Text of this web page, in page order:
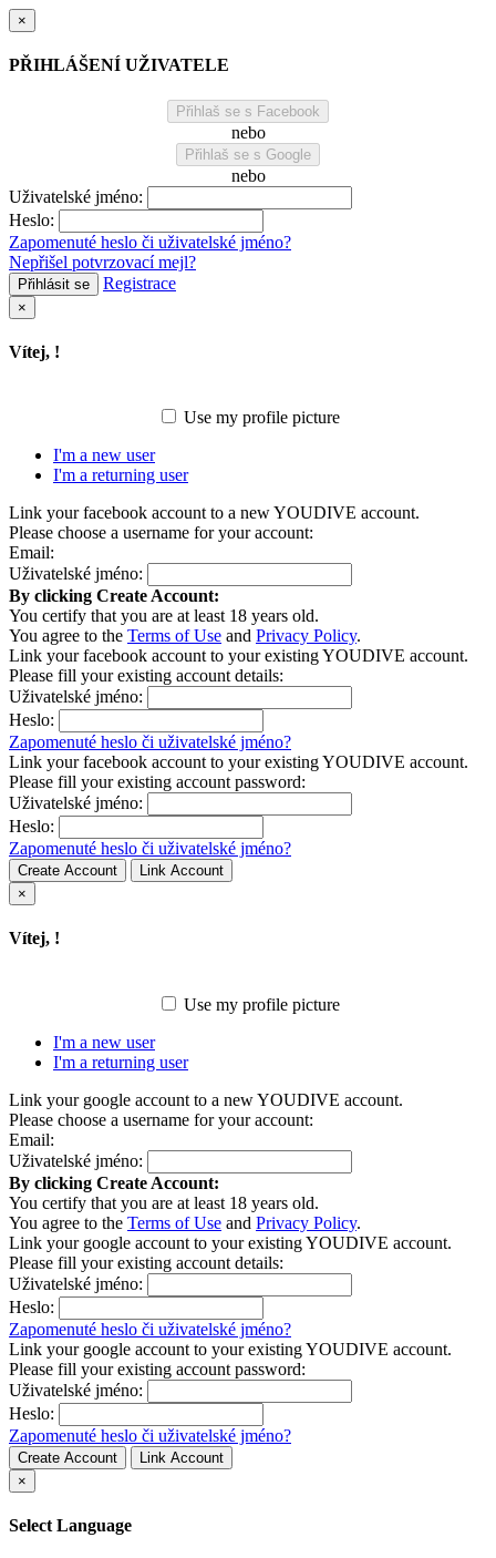
×
PŘIHLÁŠENÍ UŽIVATELE
Přihlaš se s Facebook
nebo
Přihlaš se s Google
nebo
Uživatelské jméno:
Heslo:
Zapomenuté heslo či uživatelské jméno?
Nepřišel potvrzovací mejl?
Přihlásit se Registrace
×
Vítej, !
Use my profile picture
I'm a new user
I'm a returning user
Link your facebook account to a new YOUDIVE account.
Please choose a username for your account:
Email:
Uživatelské jméno:
By clicking Create Account:
You certify that you are at least 18 years old.
You agree to the Terms of Use and Privacy Policy.
Link your facebook account to your existing YOUDIVE account.
Please fill your existing account details:
Uživatelské jméno:
Heslo:
Zapomenuté heslo či uživatelské jméno?
Link your facebook account to your existing YOUDIVE account.
Please fill your existing account password:
Uživatelské jméno:
Heslo:
Zapomenuté heslo či uživatelské jméno?
Create Account
Link Account
×
Vítej, !
Use my profile picture
I'm a new user
I'm a returning user
Link your google account to a new YOUDIVE account.
Please choose a username for your account:
Email:
Uživatelské jméno:
By clicking Create Account:
You certify that you are at least 18 years old.
You agree to the Terms of Use and Privacy Policy.
Link your google account to your existing YOUDIVE account.
Please fill your existing account details:
Uživatelské jméno:
Heslo:
Zapomenuté heslo či uživatelské jméno?
Link your google account to your existing YOUDIVE account.
Please fill your existing account password:
Uživatelské jméno:
Heslo:
Zapomenuté heslo či uživatelské jméno?
Create Account
Link Account
×
Select Language